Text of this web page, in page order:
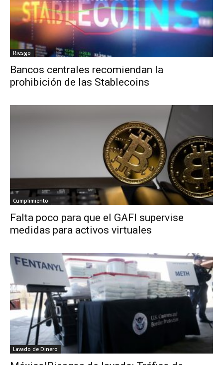
Riesgo
Bancos centrales recomiendan la
prohibición de las Stablecoins
Cumplimiento
Falta poco para que el GAFI supervise
medidas para activos virtuales
Lavado de Dinero